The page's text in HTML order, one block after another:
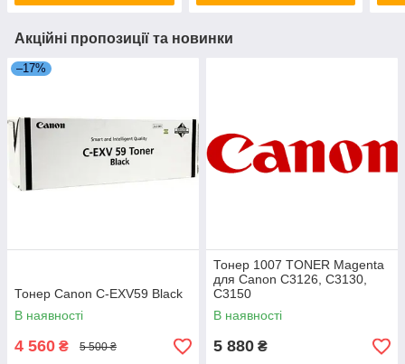
Акційні пропозиції та новинки
–17%
Тонер Canon C-EXV59 Black
В наявності
4 560 ₴ 5 500 ₴
Тонер 1007 TONER Magenta
для Canon C3126, C3130,
C3150
В наявності
5 880 ₴